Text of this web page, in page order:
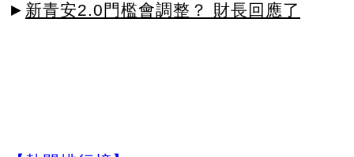
► 新青安2.0門檻會調整？ 財長回應了